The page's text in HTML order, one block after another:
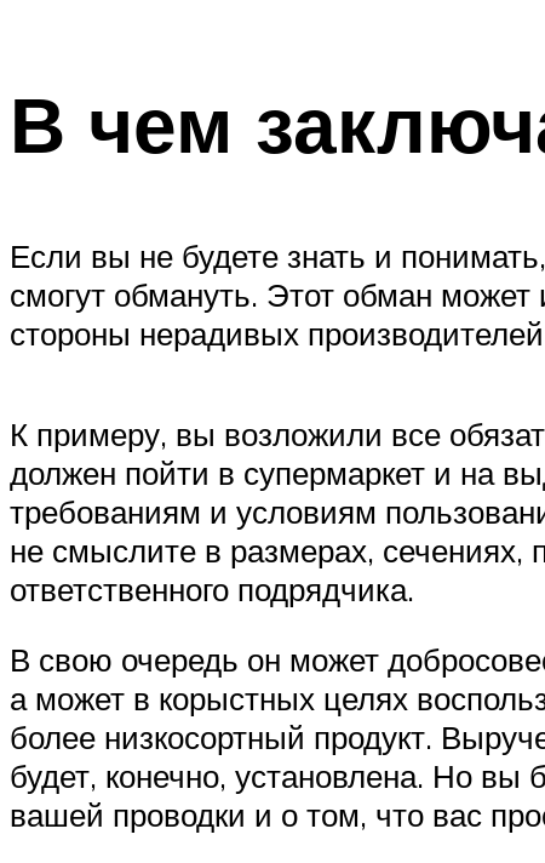
В чем
Если вы не будете знать и
смогут обмануть. Этот обман может
стороны нерадивых
К примеру, вы возложили все
должен пойти в супермаркет и на
требованиям и условиям
не смыслите в размерах, сечениях,
ответственного подрядчика.
В свою очередь он может
а может в корыстных целях
более низкосортный продукт.
будет, конечно, установлена. Но вы
вашей проводки и о том, что вас